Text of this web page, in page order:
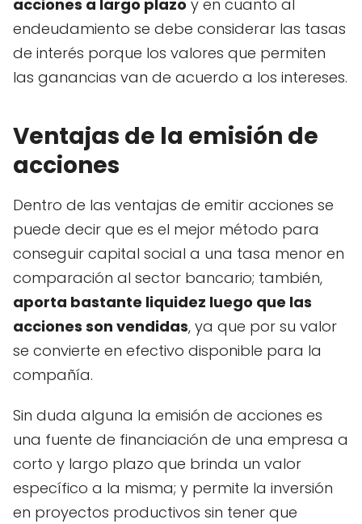
acciones a largo plazo y en cuanto al
endeudamiento se debe considerar las tasas
de interés porque los valores que permiten
las ganancias van de acuerdo a los intereses.
Ventajas de la emisión de
acciones
Dentro de las ventajas de emitir acciones se
puede decir que es el mejor método para
conseguir capital social a una tasa menor en
comparación al sector bancario; también,
aporta bastante liquidez luego que las
acciones son vendidas, ya que por su valor
se convierte en efectivo disponible para la
compañía.
Sin duda alguna la emisión de acciones es
una fuente de financiación de una empresa a
corto y largo plazo que brinda un valor
específico a la misma; y permite la inversión
en proyectos productivos sin tener que